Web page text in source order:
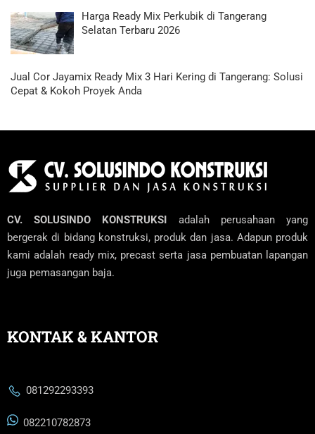
Harga Ready Mix Perkubik di Tangerang
Selatan Terbaru 2026
Jual Cor Jayamix Ready Mix 3 Hari Kering di Tangerang: Solusi
Cepat & Kokoh Proyek Anda
CV. SOLUSINDO KONSTRUKSI adalah perusahaan yang
bergerak di bidang konstruksi, produk dan jasa. Adapun produk
kami adalah ready mix, precast serta jasa pembuatan lapangan
juga pemasangan baja.
KONTAK & KANTOR
081292293393
082210782873